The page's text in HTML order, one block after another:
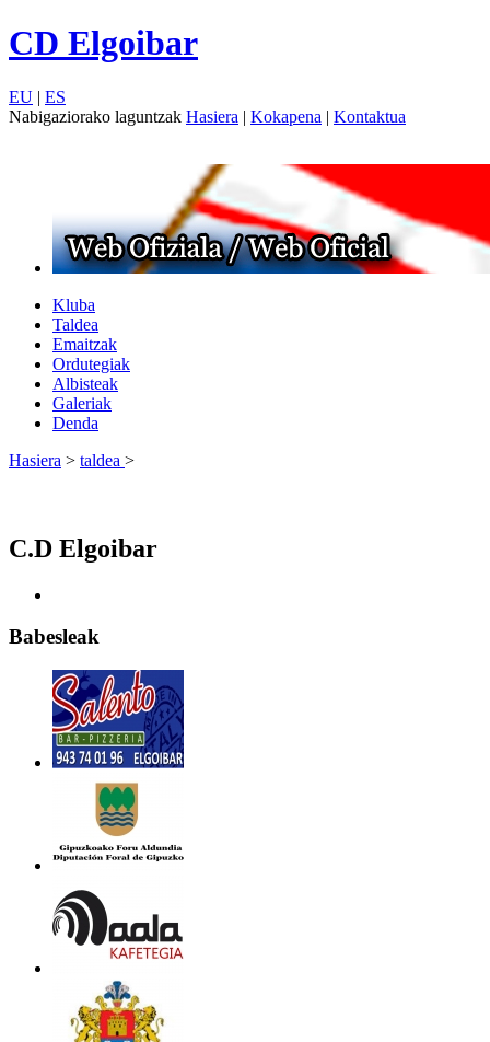
CD Elgoibar
EU | ES
Nabigaziorako laguntzak Hasiera | Kokapena | Kontaktua
Kluba
Taldea
Emaitzak
Ordutegiak
Albisteak
Galeriak
Denda
Hasiera > taldea >
C.D Elgoibar
Babesleak